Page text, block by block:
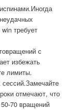
требует
с
избежать
лимиты.
отмечают, что
70 вращений